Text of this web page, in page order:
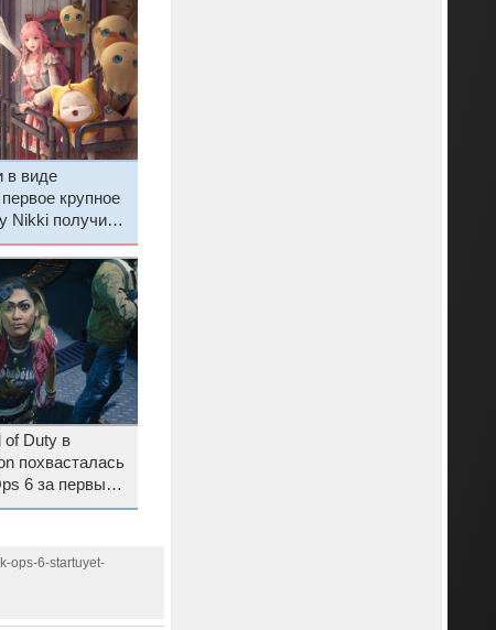
в виде
крупное
Nikki получило
of Duty в
похвасталась
6 за первый
ops-6-startuyet-